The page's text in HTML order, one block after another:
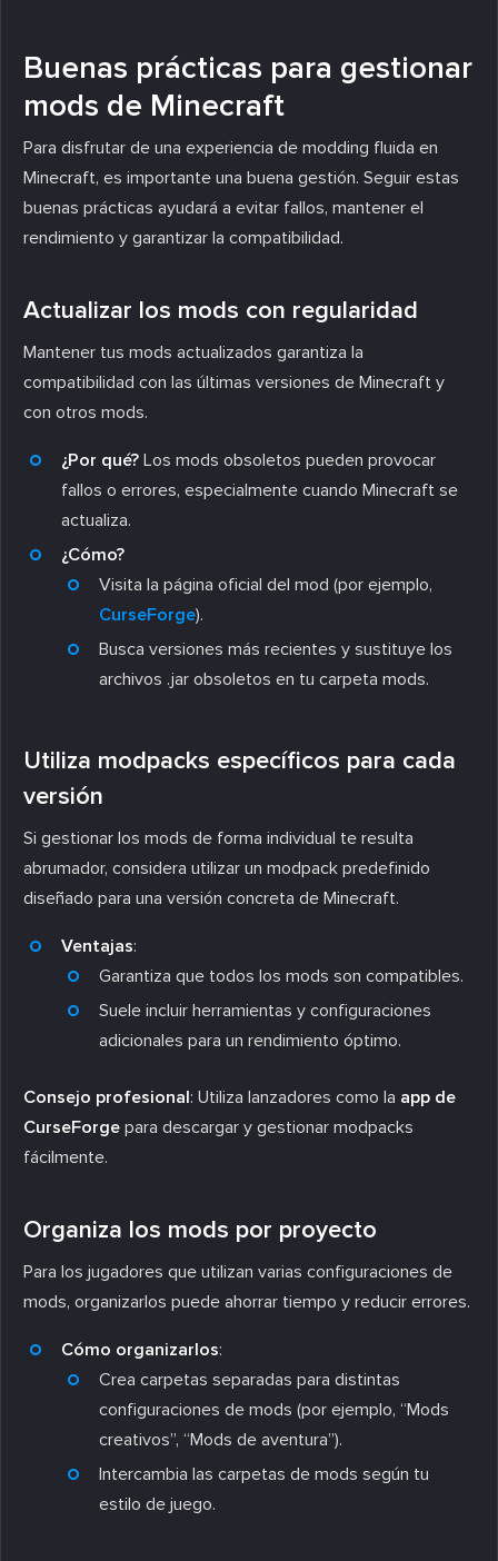
Buenas prácticas para gestionar
mods de Minecraft
Para disfrutar de una experiencia de modding fluida en
Minecraft, es importante una buena gestión. Seguir estas
buenas prácticas ayudará a evitar fallos, mantener el
rendimiento y garantizar la compatibilidad.
Actualizar los mods con regularidad
Mantener tus mods actualizados garantiza la
compatibilidad con las últimas versiones de Minecraft y
con otros mods.
¿Por qué? Los mods obsoletos pueden provocar
fallos o errores, especialmente cuando Minecraft se
actualiza.
¿Cómo?
Visita la página oficial del mod (por ejemplo,
CurseForge).
Busca versiones más recientes y sustituye los
archivos .jar obsoletos en tu carpeta mods.
Utiliza modpacks específicos para cada
versión
Si gestionar los mods de forma individual te resulta
abrumador, considera utilizar un modpack predefinido
diseñado para una versión concreta de Minecraft.
Ventajas:
Garantiza que todos los mods son compatibles.
Suele incluir herramientas y configuraciones
adicionales para un rendimiento óptimo.
Consejo profesional: Utiliza lanzadores como la app de
CurseForge para descargar y gestionar modpacks
fácilmente.
Organiza los mods por proyecto
Para los jugadores que utilizan varias configuraciones de
mods, organizarlos puede ahorrar tiempo y reducir errores.
Cómo organizarlos:
Crea carpetas separadas para distintas
configuraciones de mods (por ejemplo, “Mods
creativos”, “Mods de aventura”).
Intercambia las carpetas de mods según tu
estilo de juego.